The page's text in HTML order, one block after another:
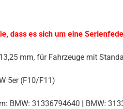
dass es sich um eine
mm, für Fahrzeuge mit
5er (F10/F11)
BMW: 31336794640 | BMW: